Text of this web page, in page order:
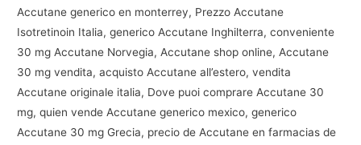
Accutane generico en monterrey, Prezzo Accutane
Isotretinoin Italia, generico Accutane Inghilterra, conveniente
30 mg Accutane Norvegia, Accutane shop online, Accutane
30 mg vendita, acquisto Accutane all’estero, vendita
Accutane originale italia, Dove puoi comprare Accutane 30
mg, quien vende Accutane generico mexico, generico
Accutane 30 mg Grecia, precio de Accutane en farmacias de